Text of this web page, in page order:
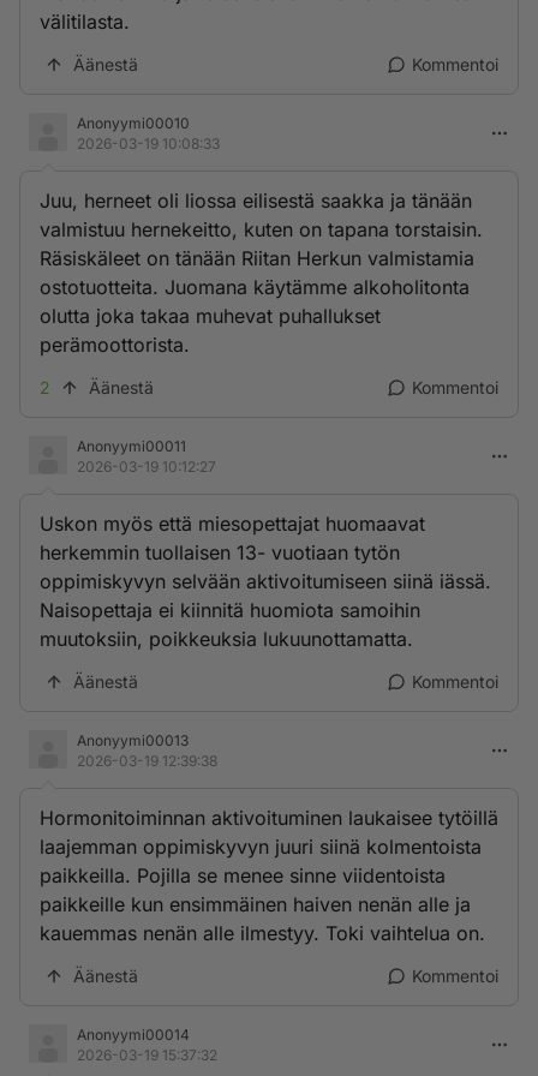
välitilasta.
Äänestä Kommentoi
Anonyymi00010
2026-03-19 10:08:33
Juu, herneet oli liossa eilisestä saakka ja tänään
valmistuu hernekeitto, kuten on tapana torstaisin.
Räsiskäleet on tänään Riitan Herkun valmistamia
ostotuotteita. Juomana käytämme alkoholitonta
olutta joka takaa muhevat puhallukset
perämoottorista.
2 Äänestä Kommentoi
Anonyymi00011
2026-03-19 10:12:27
Uskon myös että miesopettajat huomaavat
herkemmin tuollaisen 13- vuotiaan tytön
oppimiskyvyn selvään aktivoitumiseen siinä iässä.
Naisopettaja ei kiinnitä huomiota samoihin
muutoksiin, poikkeuksia lukuunottamatta.
Äänestä Kommentoi
Anonyymi00013
2026-03-19 12:39:38
Hormonitoiminnan aktivoituminen laukaisee tytöillä
laajemman oppimiskyvyn juuri siinä kolmentoista
paikkeilla. Pojilla se menee sinne viidentoista
paikkeille kun ensimmäinen haiven nenän alle ja
kauemmas nenän alle ilmestyy. Toki vaihtelua on.
Äänestä Kommentoi
Anonyymi00014
2026-03-19 15:37:32